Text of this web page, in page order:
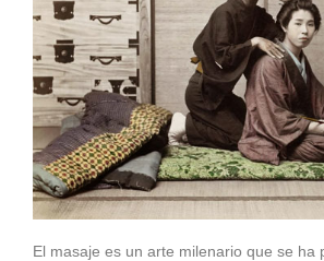
El masaje es un arte milenario que se ha